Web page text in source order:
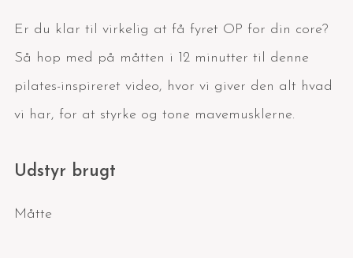
Er du klar til virkelig at få fyret OP for din core?
Så hop med på måtten i 12 minutter til denne
pilates-inspireret video, hvor vi giver den alt hvad
vi har, for at styrke og tone mavemusklerne.
Udstyr brugt
Måtte